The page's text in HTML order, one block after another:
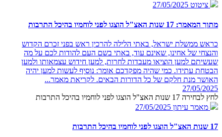
ציטוט 27/05/2025
מתוך המאמר: 17 שנות האצ"ל הוצגו לפני לוחמיו בהיכל התרבות
כראש ממשלת ישראל, באתי הלילה להרכין ראש בפני זכרם הקדוש
והנצחי של אחינו, שאינם עוד, באתי בשם העם להודות לכם על מה
שעשיתם למען הוציאו מעבדות לחרות, למען חידוש עצמאותו ולמען
הבטחת עתידו. כמי שהיה מפקדכם אומר: נוסיף לעשות למען יהיה
האושר מנת חלקם של כל הדורות הבאים. לקריאת מאמר...
27/05/2025
לחץ לבחירה 17 שנות האצ"ל הוצגו לפני לוחמיו בהיכל התרבות
מאמר עיתון 27/05/2025
17 שנות האצ"ל הוצגו לפני לוחמיו בהיכל התרבות